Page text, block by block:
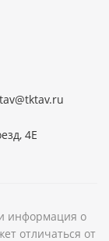
tav@tktav.ru
4Е
информация о
отличаться от